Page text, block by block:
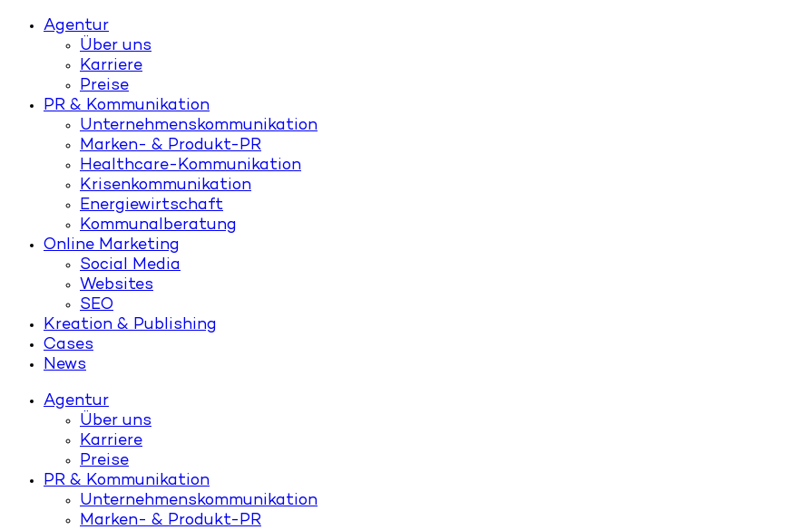
Agentur
Über uns
Karriere
Preise
PR & Kommunikation
Unternehmenskommunikation
Marken- & Produkt-PR
Healthcare-Kommunikation
Krisenkommunikation
Energiewirtschaft
Kommunalberatung
Online Marketing
Social Media
Websites
SEO
Kreation & Publishing
Cases
News
Agentur
Über uns
Karriere
Preise
PR & Kommunikation
Unternehmenskommunikation
Marken- & Produkt-PR